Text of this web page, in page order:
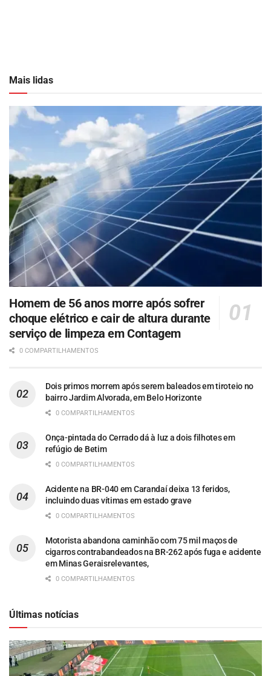
Mais lidas
Homem de 56 anos morre após sofrer
choque elétrico e cair de altura durante
serviço de limpeza em Contagem
0 COMPARTILHAMENTOS
Dois primos morrem após serem baleados em tiroteio no
bairro Jardim Alvorada, em Belo Horizonte
0 COMPARTILHAMENTOS
Onça-pintada do Cerrado dá à luz a dois filhotes em
refúgio de Betim
0 COMPARTILHAMENTOS
Acidente na BR-040 em Carandaí deixa 13 feridos,
incluindo duas vítimas em estado grave
0 COMPARTILHAMENTOS
Motorista abandona caminhão com 75 mil maços de
cigarros contrabandeados na BR-262 após fuga e acidente
em Minas Geraisrelevantes,
0 COMPARTILHAMENTOS
Últimas notícias